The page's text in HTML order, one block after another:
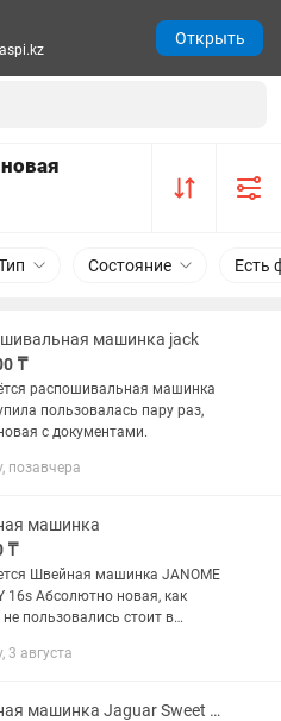
Состояние Есть
машинка jack
₸
распошивальная машинка
пользовалась пару раз,
с документами.
позавчера
машинка
₸
Швейная машинка JANOME
новая, как
не пользовались стоит в
55.000 торг присутствует
3 августа
Швеяная машинка Jaguar Sweet Present
Открыть